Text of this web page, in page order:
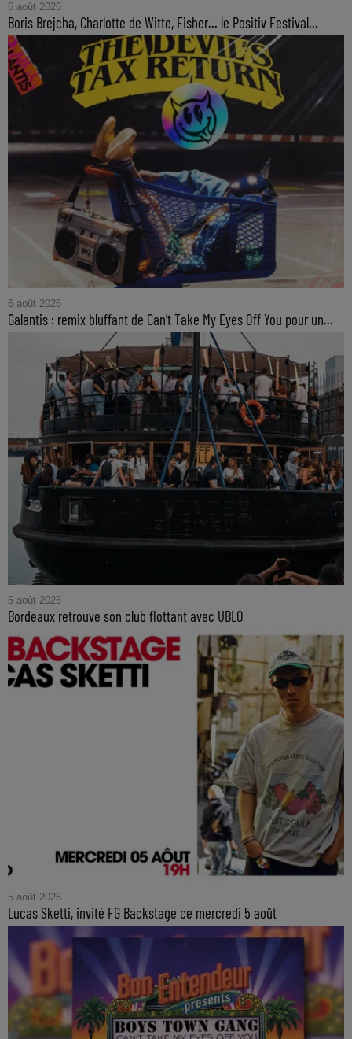
6 août 2026
Boris Brejcha, Charlotte de Witte, Fisher… le Positiv Festival...
6 août 2026
Galantis : remix bluffant de Can’t Take My Eyes Off You pour un...
5 août 2026
Bordeaux retrouve son club flottant avec UBLO
5 août 2026
Lucas Sketti, invité FG Backstage ce mercredi 5 août